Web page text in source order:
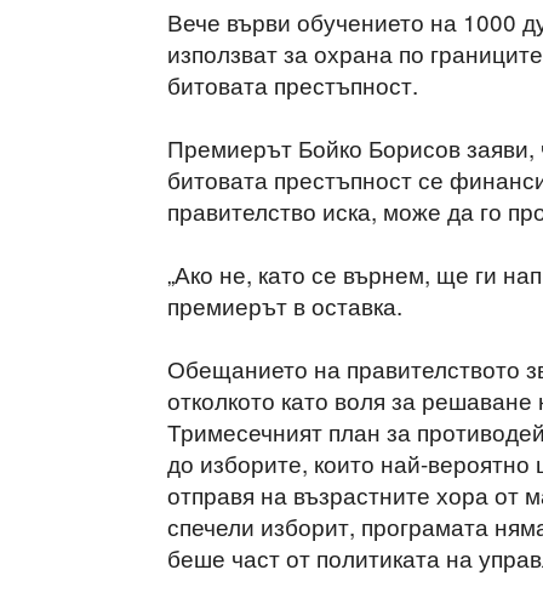
Вече върви обучението на 1000
използват за охрана по
битовата престъпност.
Премиерът Бойко Борисов
битовата престъпност се
правителство иска, може да го
„Ако не, като се върнем, ще ги
премиерът в оставка.
Обещанието на правителството
отколкото като воля за
Тримесечният план за
до изборите, които най-
отправя на възрастните хора от
спечели изборит, програмата
беше част от политиката на